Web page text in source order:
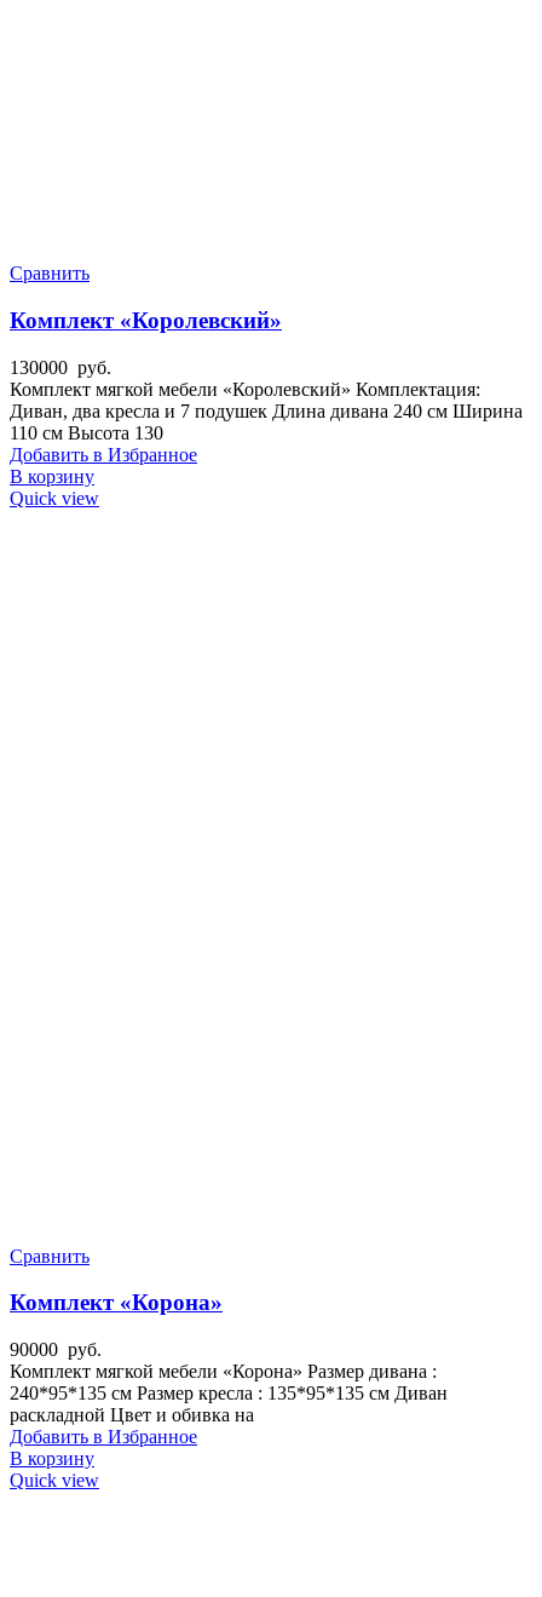
Сравнить
Комплект «Королевский»
130000 руб.
Комплект мягкой мебели «Королевский» Комплектация:
Диван, два кресла и 7 подушек Длина дивана 240 см Ширина
110 см Высота 130
Добавить в Избранное
В корзину
Quick view
Сравнить
Комплект «Корона»
90000 руб.
Комплект мягкой мебели «Корона» Размер дивана :
240*95*135 см Размер кресла : 135*95*135 см Диван
раскладной Цвет и обивка на
Добавить в Избранное
В корзину
Quick view